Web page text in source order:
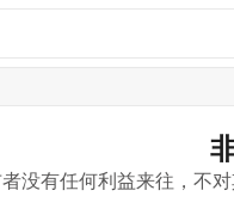
没有任何利益来往，不